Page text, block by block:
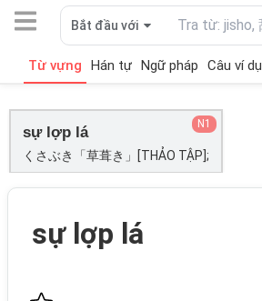
Bắt đầu với
Từ vựng Hán tự Ngữ pháp Câu ví dụ
sự lợp lá
くさぶき「草葺き」[THẢO TẬP];
N1
sự lợp lá